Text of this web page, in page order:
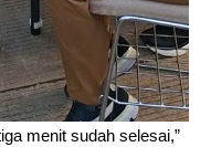
menit sudah selesai,”